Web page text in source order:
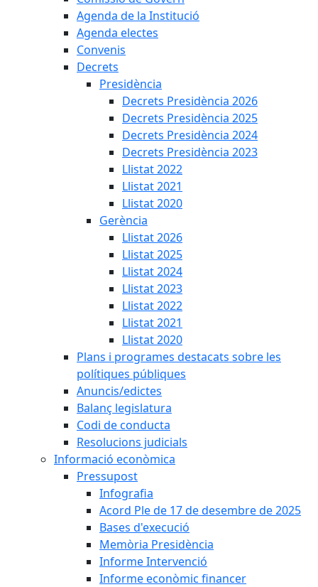
Agenda de la Institució
Agenda electes
Convenis
Decrets
Presidència
Decrets Presidència 2026
Decrets Presidència 2025
Decrets Presidència 2024
Decrets Presidència 2023
Llistat 2022
Llistat 2021
Llistat 2020
Gerència
Llistat 2026
Llistat 2025
Llistat 2024
Llistat 2023
Llistat 2022
Llistat 2021
Llistat 2020
Plans i programes destacats sobre les
polítiques públiques
Anuncis/edictes
Balanç legislatura
Codi de conducta
Resolucions judicials
Informació econòmica
Pressupost
Infografia
Acord Ple de 17 de desembre de 2025
Bases d'execució
Memòria Presidència
Informe Intervenció
Informe econòmic financer